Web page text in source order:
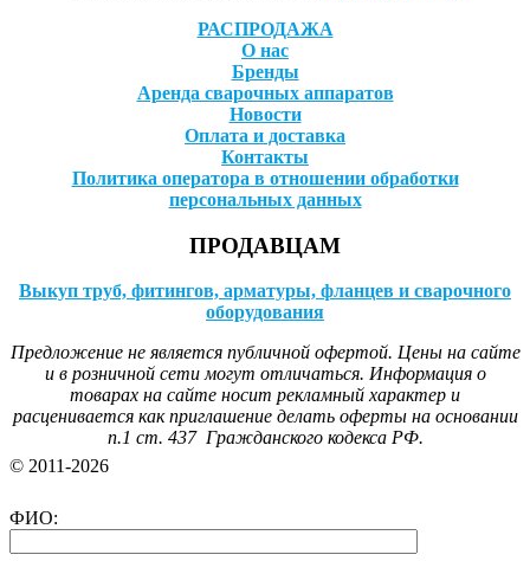
РАСПРОДАЖА
О нас
Бренды
Аренда сварочных аппаратов
Новости
Оплата и доставка
Контакты
Политика оператора в отношении обработки
персональных данных
ПРОДАВЦАМ
Выкуп труб, фитингов, арматуры, фланцев и сварочного
оборудования
Предложение не является публичной офертой. Цены на сайте
и в розничной сети могут отличаться. Информация о
товарах на сайте носит рекламный характер и
расценивается как приглашение делать оферты на основании
п.1 ст. 437 Гражданского кодекса РФ.
© 2011-2026
ФИО: